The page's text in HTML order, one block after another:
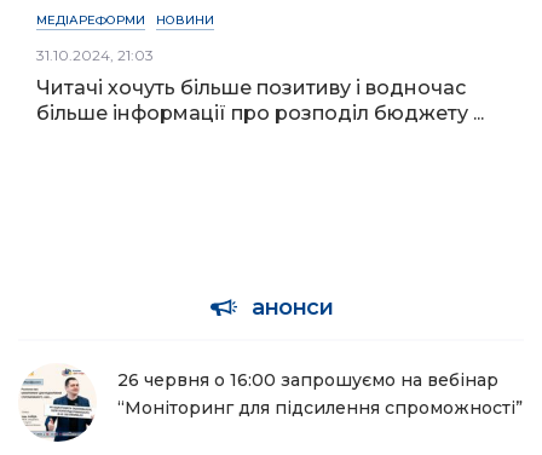
МЕДІАРЕФОРМИ НОВИНИ
31.10.2024, 21:03
Читачі хочуть більше позитиву і водночас
більше інформації про розподіл бюджету ...
анонси
26 червня о 16:00 запрошуємо на вебінар
“Моніторинг для підсилення спроможності”